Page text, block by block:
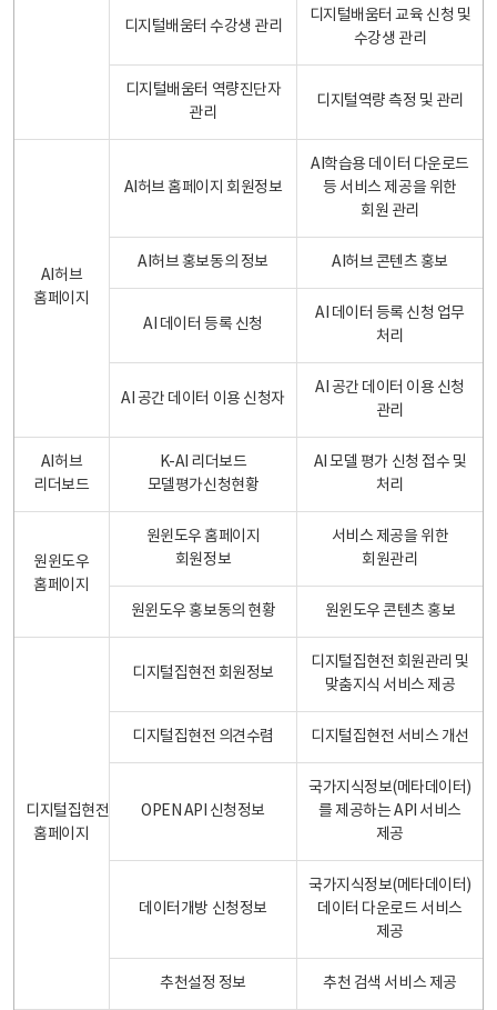
디지털배움터 수강생 관리
디지털배움터 교육 신청 및
수강생 관리
디지털배움터 역량진단자
관리
디지털역량 측정 및 관리
AI허브
홈페이지
AI허브 홈페이지 회원정보
AI학습용 데이터 다운로드
등 서비스 제공을 위한
회원 관리
AI허브 홍보동의 정보 AI허브 콘텐츠 홍보
AI 데이터 등록 신청
AI 데이터 등록 신청 업무
처리
AI 공간 데이터 이용 신청자
AI 공간 데이터 이용 신청
관리
AI허브
리더보드
K-AI 리더보드
모델평가신청현황
AI 모델 평가 신청 접수 및
처리
원윈도우
홈페이지
원윈도우 홈페이지
회원정보
서비스 제공을 위한
회원관리
원윈도우 홍보동의 현황 원윈도우 콘텐츠 홍보
디지털집현전
홈페이지
디지털집현전 회원정보
디지털집현전 회원관리 및
맞춤지식 서비스 제공
디지털집현전 의견수렴 디지털집현전 서비스 개선
OPEN API 신청정보
국가지식정보(메타데이터)
를 제공하는 API 서비스
제공
데이터개방 신청정보
국가지식정보(메타데이터)
데이터 다운로드 서비스
제공
추천설정 정보 추천 검색 서비스 제공